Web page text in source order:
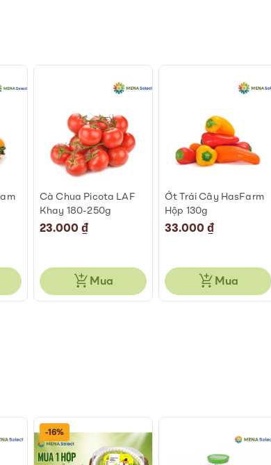
Cà Chua Picota LAF
Khay 180-250g
23.000 ₫
Mua
Ớt Trái Cây HasFarm
Hộp 130g
33.000 ₫
Mua
-16%